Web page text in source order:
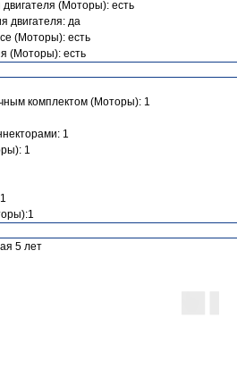
(Моторы): есть
двигателя: да
(Моторы): есть
(Моторы): есть
комплектом (Моторы): 1
1
1
5 лет